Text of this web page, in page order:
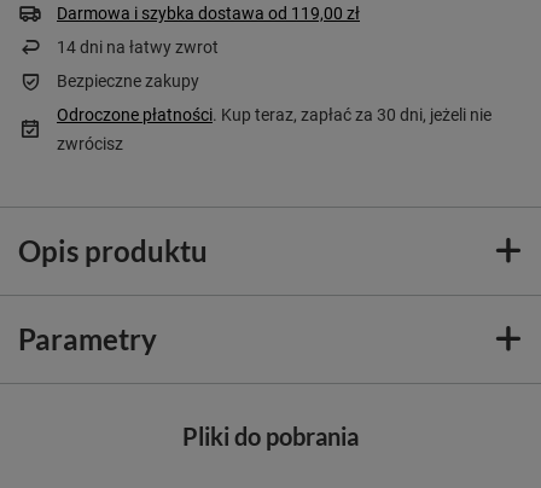
Darmowa i szybka dostawa od 119,00 zł
14dni na łatwy zwrot
Bezpieczne zakupy
Odroczone płatności. Kup teraz, zapłać za 30 dni, jeżeli nie
zwrócisz
Opis produktu
Parametry
Pliki do pobrania